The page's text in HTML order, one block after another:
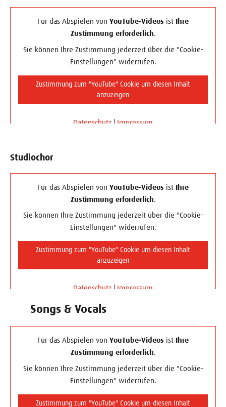
Für das Abspielen von YouTube-Videos ist Ihre
Zustimmung erforderlich.
Sie können Ihre Zustimmung jederzeit über die "Cookie-
Einstellungen" widerrufen.
Zustimmung zum "YouTube" Cookie um diesen Inhalt
anzuzeigen
Datenschutz | Impressum
Studiochor
Für das Abspielen von YouTube-Videos ist Ihre
Zustimmung erforderlich.
Sie können Ihre Zustimmung jederzeit über die "Cookie-
Einstellungen" widerrufen.
Zustimmung zum "YouTube" Cookie um diesen Inhalt
anzuzeigen
Datenschutz | Impressum
Songs & Vocals
Für das Abspielen von YouTube-Videos ist Ihre
Zustimmung erforderlich.
Sie können Ihre Zustimmung jederzeit über die "Cookie-
Einstellungen" widerrufen.
Zustimmung zum "YouTube" Cookie um diesen Inhalt